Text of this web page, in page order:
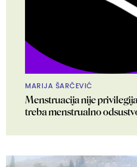
MARIJA ŠARČEVIĆ
Menstruacija nije
treba menstrualno